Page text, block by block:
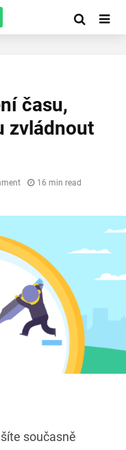
času,
zvládnout
16 min read
současně